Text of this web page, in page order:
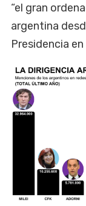
“el gran
argentina
Presidencia